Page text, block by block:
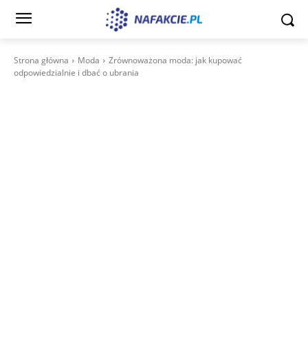
Strona główna Moda
Zrównoważona moda: jak kupować
odpowiedzialnie i dbać o ubrania